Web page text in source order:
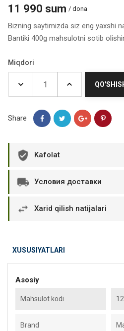
11 990 sum / dona
Bizning saytimizda siz eng yaxshi
Bantiki 400g mahsulotni sotib
Miqdori
Share
Kafolat
Условия доставки
Xarid qilish natijalari
XUSUSIYATLARI
Asosiy
Mahsulot kodi
Brand